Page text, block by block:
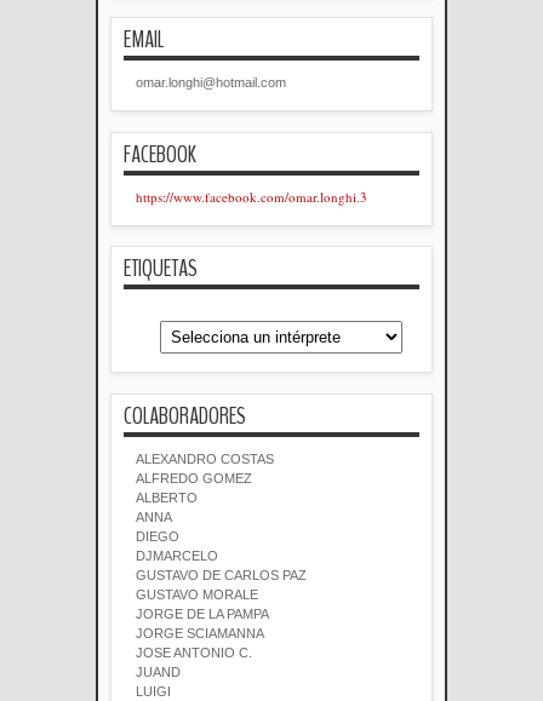
EMAIL
omar.longhi@hotmail.com
FACEBOOK
https://www.facebook.com/omar.longhi.3
ETIQUETAS
COLABORADORES
ALEXANDRO COSTAS
ALFREDO GOMEZ
ALBERTO
ANNA
DIEGO
DJMARCELO
GUSTAVO DE CARLOS PAZ
GUSTAVO MORALE
JORGE DE LA PAMPA
JORGE SCIAMANNA
JOSE ANTONIO C.
JUAND
LUIGI